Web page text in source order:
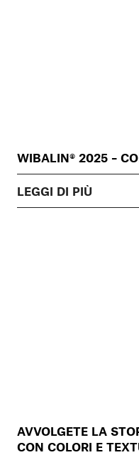
WIBALIN® 2025 –
LEGGI DI PIÙ
AVVOLGETE LA
CON COLORI E